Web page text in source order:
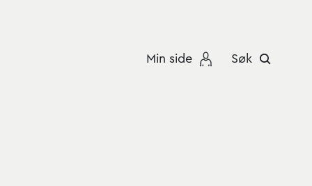
Min side Søk